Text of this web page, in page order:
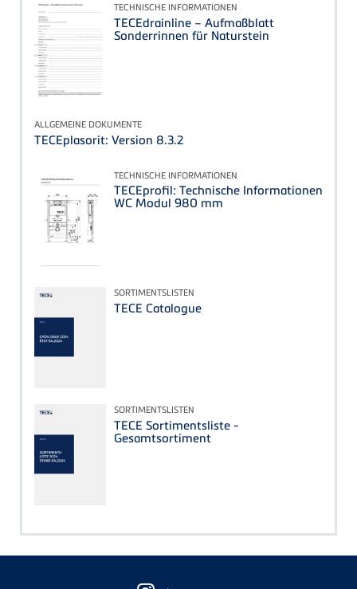
TECHNISCHE INFORMATIONEN
TECEdrainline – Aufmaßblatt
Sonderrinnen für Naturstein
ALLGEMEINE DOKUMENTE
TECEplasorit: Version 8.3.2
TECHNISCHE INFORMATIONEN
TECEprofil: Technische Informationen
WC Modul 980 mm
SORTIMENTSLISTEN
TECE Catalogue
SORTIMENTSLISTEN
TECE Sortimentsliste -
Gesamtsortiment